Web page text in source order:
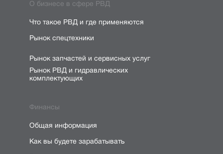
Что такое РВД и где применяются
Рынок РВД и гидравлических
комплектующих
Рынок запчастей и сервисных услуг
Рынок спецтехники
О бизнесе в сфере РВД
Общая информация
Как вы будете зарабатывать
Финансы